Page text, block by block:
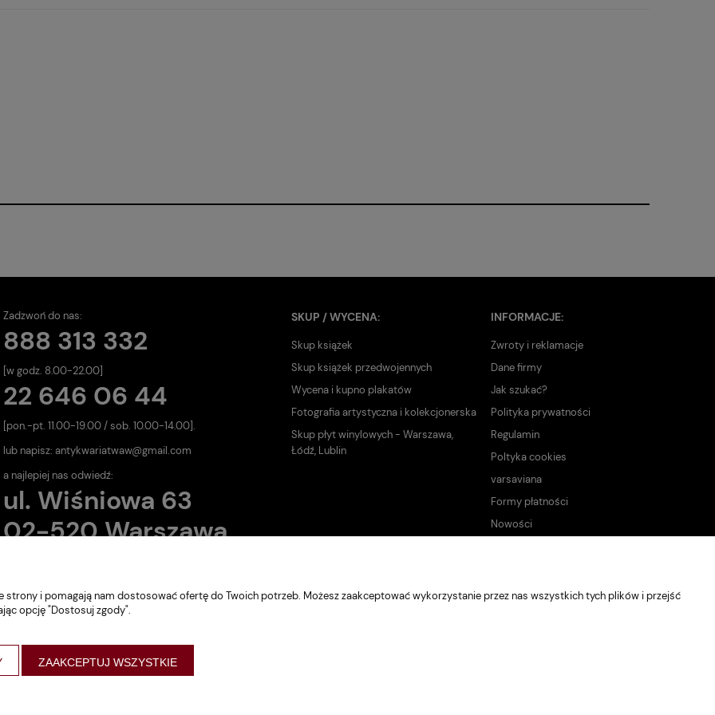
Zadzwoń do nas:
888 313 332
[w godz. 8.00-22.00]
22 646 06 44
[pon.-pt. 11.00-19.00 / sob. 10.00-14.00].
lub napisz: antykwariatwaw@gmail.com
a najlepiej nas odwiedź:
ul. Wiśniowa 63
02-520 Warszawa
SKUP / WYCENA:
Skup książek
Skup książek przedwojennych
Wycena i kupno plakatów
Fotografia artystyczna i kolekcjonerska
Skup płyt winylowych - Warszawa,
Łódź, Lublin
INFORMACJE:
Zwroty i reklamacje
Dane firmy
Jak szukać?
Polityka prywatności
Regulamin
Poltyka cookies
varsaviana
Formy płatności
Nowości
strony i pomagają nam dostosować ofertę do Twoich potrzeb. Możesz zaakceptować wykorzystanie przez nas wszystkich tych plików i przejść
opcję "Dostosuj zgody".
ZAAKCEPTUJ WSZYSTKIE